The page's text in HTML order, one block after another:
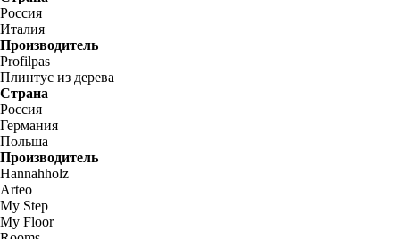
Россия
Италия
Производитель
Profilpas
Плинтус из дерева
Страна
Россия
Германия
Польша
Производитель
Hannahholz
Arteo
My Step
My Floor